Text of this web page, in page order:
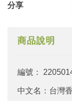
分享
商品說明
編號：
中文名：台灣